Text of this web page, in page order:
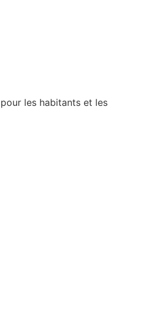
les habitants et les